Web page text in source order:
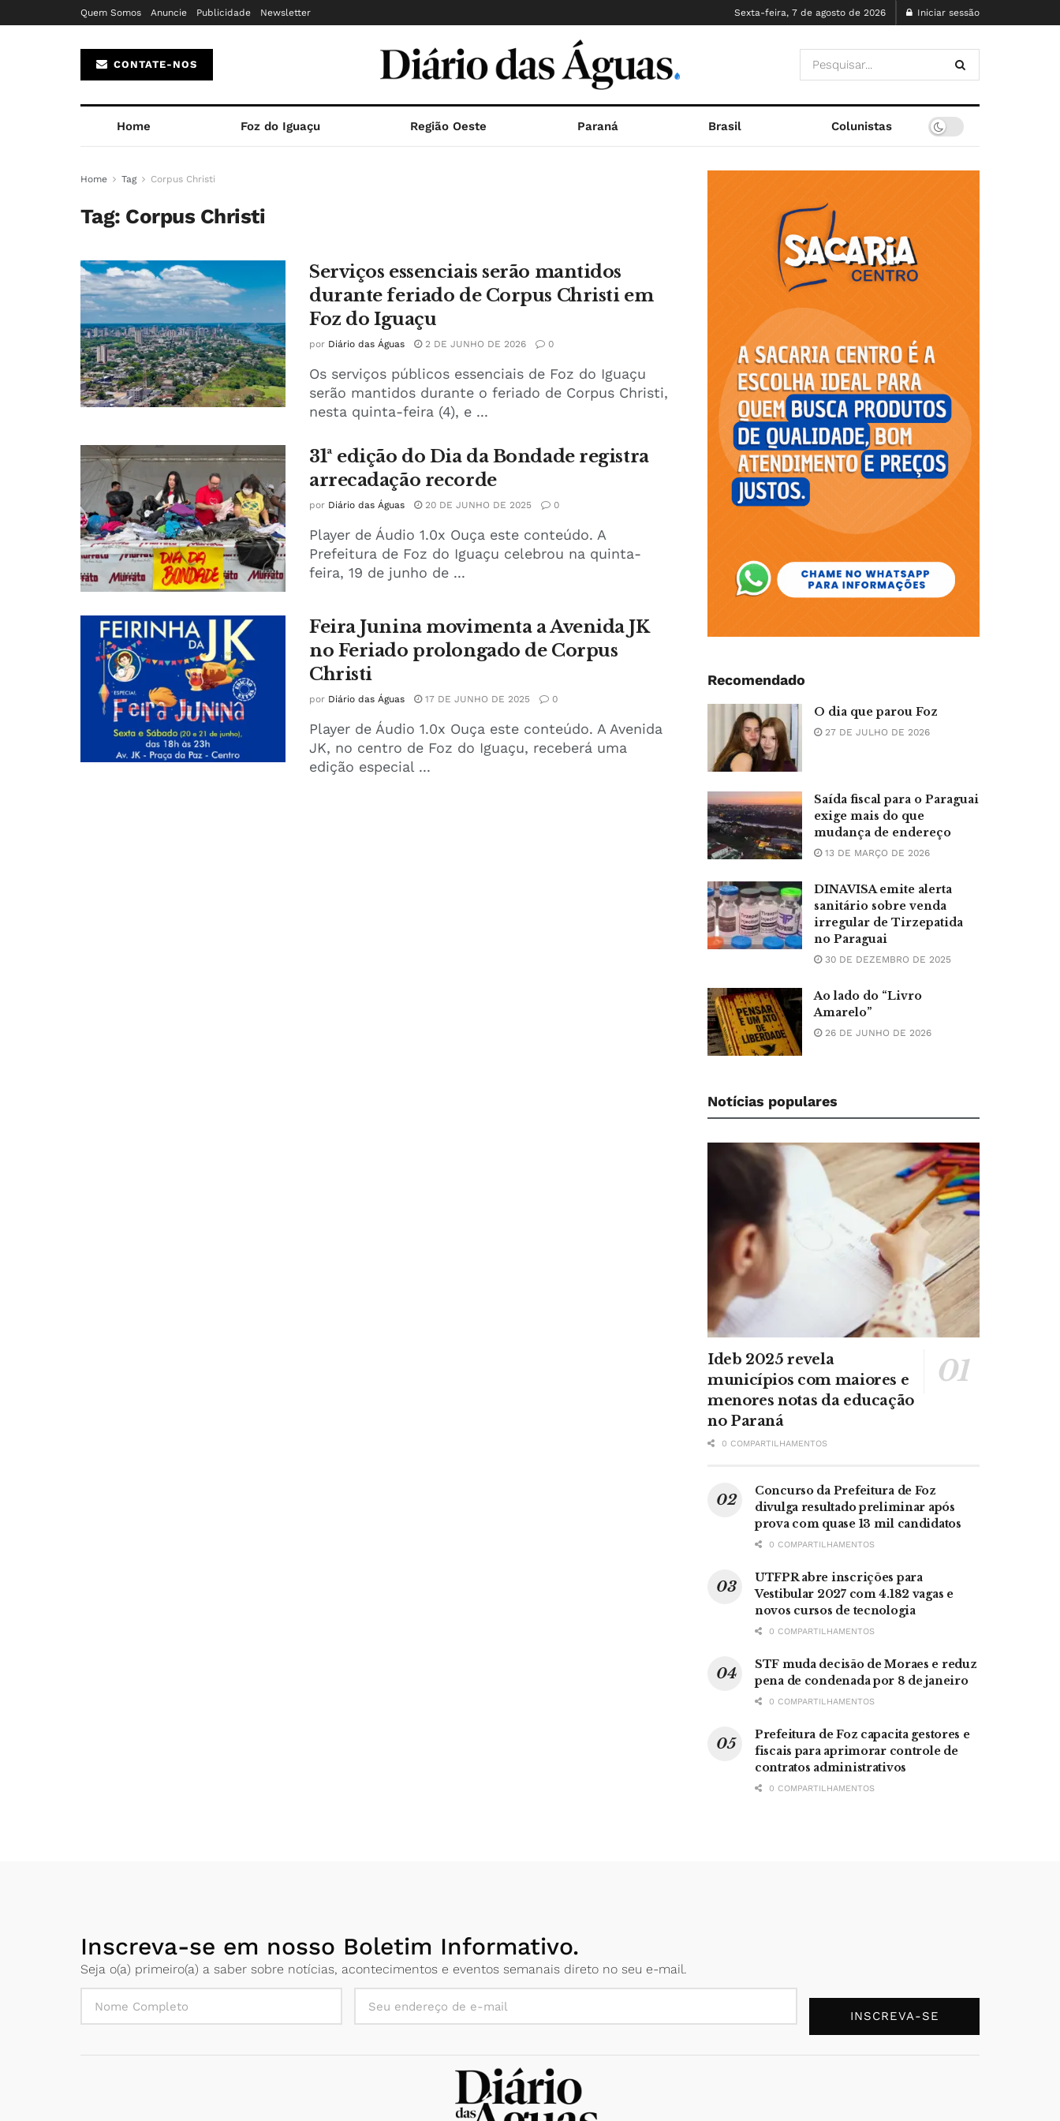
Quem Somos Anuncie Publicidade Newsletter Sexta-feira, 7 de agosto de 2026 Iniciar sessão
CONTATE-NOS
Home Foz do Iguaçu Região Oeste Paraná Brasil Colunistas
Home Tag Corpus Christi
Tag: Corpus Christi
Serviços essenciais serão mantidos
durante feriado de Corpus Christi em
Foz do Iguaçu
por Diário das Águas 2 DE JUNHO DE 2026 0
Os serviços públicos essenciais de Foz do Iguaçu
serão mantidos durante o feriado de Corpus Christi,
nesta quinta-feira (4), e ...
31ª edição do Dia da Bondade registra
arrecadação recorde
por Diário das Águas 20 DE JUNHO DE 2025 0
Player de Áudio 1.0x Ouça este conteúdo. A
Prefeitura de Foz do Iguaçu celebrou na quinta-
feira, 19 de junho de ...
Feira Junina movimenta a Avenida JK
no Feriado prolongado de Corpus
Christi
por Diário das Águas 17 DE JUNHO DE 2025 0
Player de Áudio 1.0x Ouça este conteúdo. A Avenida
JK, no centro de Foz do Iguaçu, receberá uma
edição especial ...
Recomendado
O dia que parou Foz
27 DE JULHO DE 2026
Saída fiscal para o Paraguai
exige mais do que
mudança de endereço
13 DE MARÇO DE 2026
DINAVISA emite alerta
sanitário sobre venda
irregular de Tirzepatida
no Paraguai
30 DE DEZEMBRO DE 2025
Ao lado do “Livro
Amarelo”
26 DE JUNHO DE 2026
Notícias populares
Ideb 2025 revela
municípios com maiores e
menores notas da educação
no Paraná
0 COMPARTILHAMENTOS
Concurso da Prefeitura de Foz
divulga resultado preliminar após
prova com quase 13 mil candidatos
0 COMPARTILHAMENTOS
UTFPR abre inscrições para
Vestibular 2027 com 4.182 vagas e
novos cursos de tecnologia
0 COMPARTILHAMENTOS
STF muda decisão de Moraes e reduz
pena de condenada por 8 de janeiro
0 COMPARTILHAMENTOS
Prefeitura de Foz capacita gestores e
fiscais para aprimorar controle de
contratos administrativos
0 COMPARTILHAMENTOS
Inscreva-se em nosso Boletim Informativo.
Seja o(a) primeiro(a) a saber sobre notícias, acontecimentos e eventos semanais direto no seu e-mail.
INSCREVA-SE